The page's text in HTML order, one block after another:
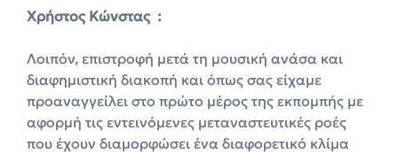
Xρήστος Κώνστας :
Λοιπόν, επιστροφή μετά τη μουσική ανάσα και
διαφημιστική διακοπή και όπως σας είχαμε
προαναγγείλει στο πρώτο μέρος της εκπομπής με
αφορμή τις εντεινόμενες μεταναστευτικές ροές
που έχουν διαμορφώσει ένα διαφορετικό κλίμα